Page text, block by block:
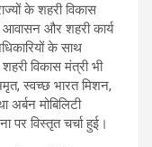
के शहरी विकास
आवासन और शहरी कार्य
के साथ
विकास मंत्री भी
स्वच्छ भारत मिशन,
मोबिलिटी
पर विस्तृत चर्चा हुई।